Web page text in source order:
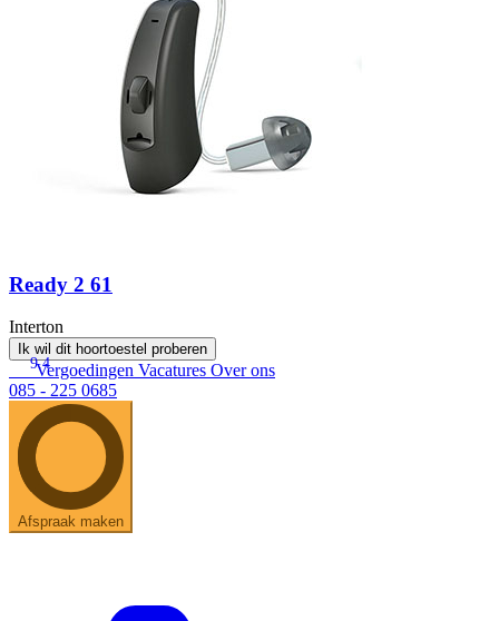
Ready 2 61
Interton
Ik wil dit hoortoestel proberen
9.4
Vergoedingen Vacatures Over ons
085 - 225 0685
Afspraak maken